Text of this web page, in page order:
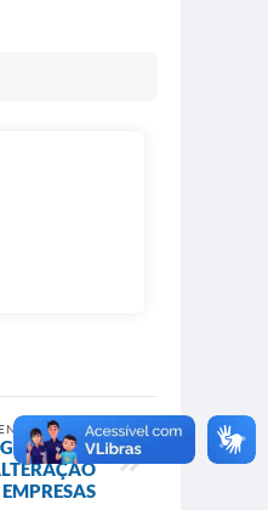
RECENTE
DE
EMPRESAS